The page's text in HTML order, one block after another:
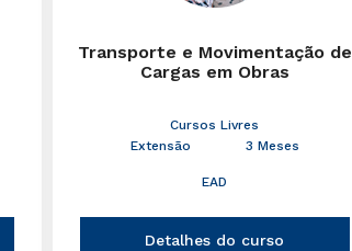
Transporte e Movimentação de
Cargas em Obras
Cursos Livres
Extensão
3 Meses
EAD
Detalhes do curso